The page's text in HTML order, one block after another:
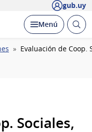
gub.uy
Desplegar
Menú Abrir
Evaluación de
Sociales,